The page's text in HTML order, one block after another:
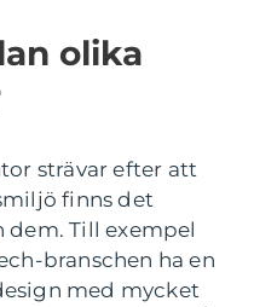
olika
strävar efter att
finns det
Till exempel
branschen ha en
med mycket